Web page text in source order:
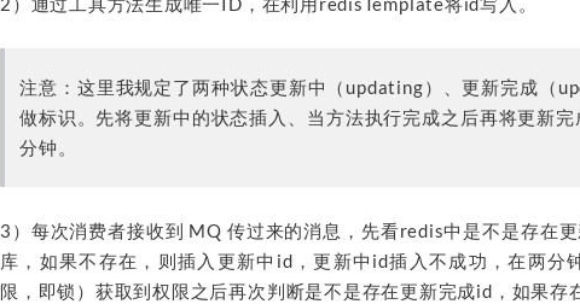
注意：这里我规定了两种状态更新中（updating）、更新完成（
做标识。先将更新中的状态插入、当方法执行完成之后再将更新
分钟。
3）每次消费者接收到 MQ 传过来的消息，先看redis中是不是存在
库，如果不存在，则插入更新中id，更新中id插入不成功，在两分
限，即锁）获取到权限之后再次判断是不是存在更新完成id，如果存